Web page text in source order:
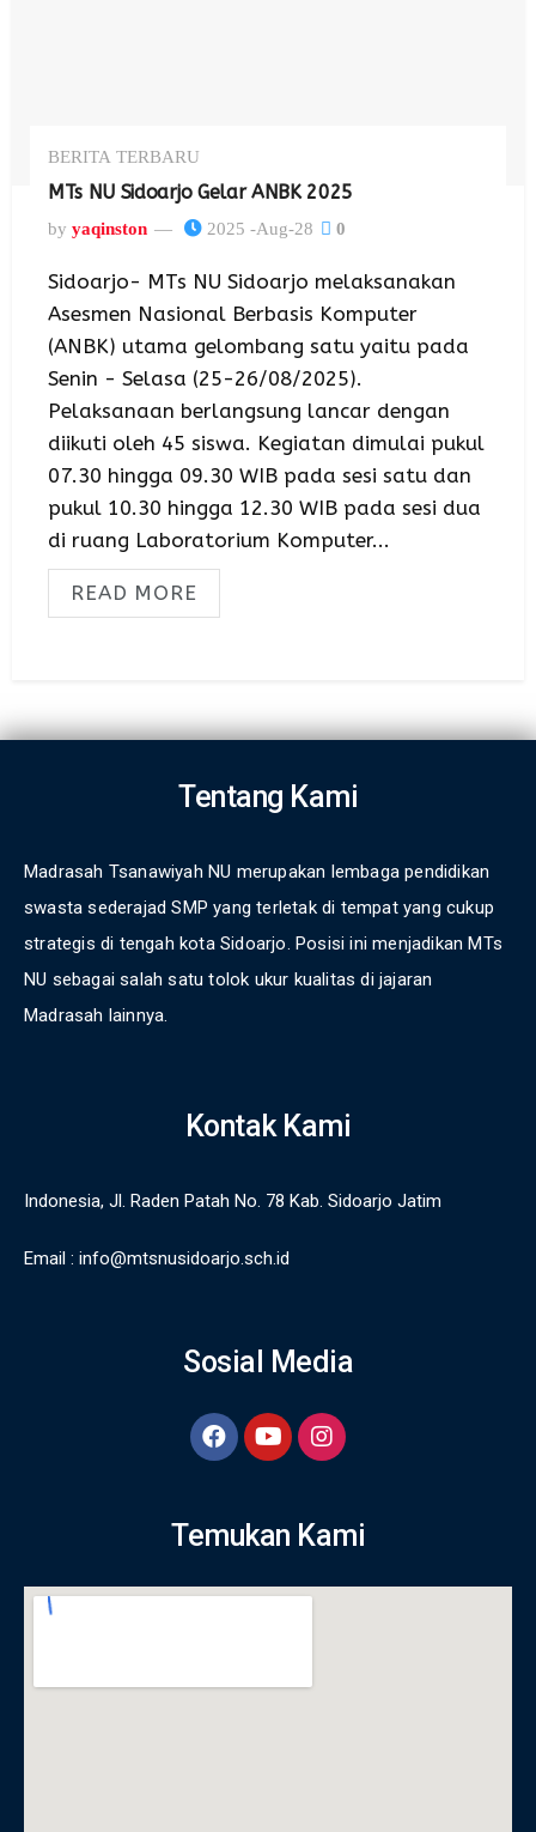
BERITA TERBARU
MTs NU Sidoarjo Gelar ANBK 2025
by yaqinston 2025 -Aug-28 0
Sidoarjo- MTs NU Sidoarjo melaksanakan
Asesmen Nasional Berbasis Komputer
(ANBK) utama gelombang satu yaitu pada
Senin - Selasa (25-26/08/2025).
Pelaksanaan berlangsung lancar dengan
diikuti oleh 45 siswa. Kegiatan dimulai pukul
07.30 hingga 09.30 WIB pada sesi satu dan
pukul 10.30 hingga 12.30 WIB pada sesi dua
di ruang Laboratorium Komputer...
READ MORE
Tentang Kami
Madrasah Tsanawiyah NU merupakan lembaga pendidikan
swasta sederajad SMP yang terletak di tempat yang cukup
strategis di tengah kota Sidoarjo. Posisi ini menjadikan MTs
NU sebagai salah satu tolok ukur kualitas di jajaran
Madrasah lainnya.
Kontak Kami
Indonesia, Jl. Raden Patah No. 78 Kab. Sidoarjo Jatim
Email : info@mtsnusidoarjo.sch.id
Sosial Media
Temukan Kami